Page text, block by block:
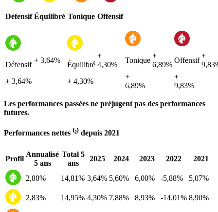
Défensif Équilibré Tonique Offensif
Défensif
+ 3,64%
+ 3,64%
Équilibré
+ 4,30%
+
4,30%
Tonique
+
6,89%
+
6,89%
Offensif
+
9,83%
+
Les performances passées ne préjugent pas des performances
futures.
Performances nettes ⁽²⁾ depuis 2021
Profil
Annualisé
5 ans
Total 5
ans
2025 2024 2023 2022 2021
2,80% 14,81% 3,64% 5,60% 6,00% -5,88% 5,07%
2,83% 14,95% 4,30% 7,88% 8,93% -14,01% 8,90%